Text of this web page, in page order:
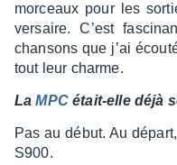
morceaux pour les
ver­saire. C’est
chan­sons que j’ai
tout leur charme.
LaMPCétait-elle déjà
Pas au début. Au
S900.